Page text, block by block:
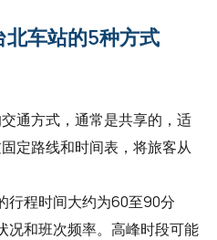
车站的5种方式
通方式，通常是共享的，适
定路线和时间表，将旅客从
行程时间大约为60至90分
况和班次频率。高峰时段可能